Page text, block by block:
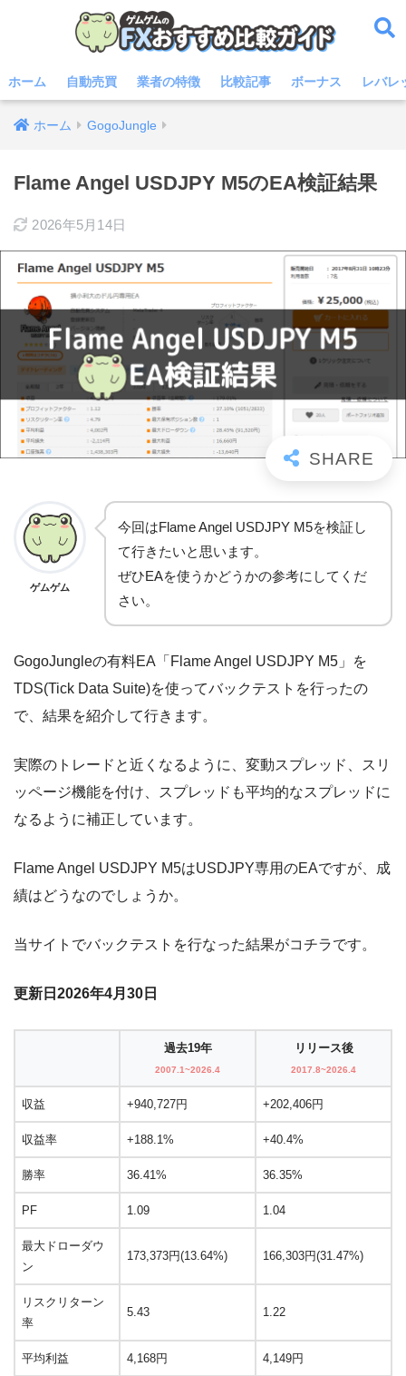
ホーム 自動売買 業者の特徴 比較記事 ボーナス レバレ
ホーム GogoJungle
Flame Angel USDJPY M5のEA検証結果
2026年5月14日
ゲムゲム
今回はFlame Angel USDJPY M5を検証し
て行きたいと思います。
ぜひEAを使うかどうかの参考にしてくだ
さい。
GogoJungleの有料EA「Flame Angel USDJPY M5」を
TDS(Tick Data Suite)を使ってバックテストを行ったの
で、結果を紹介して行きます。
実際のトレードと近くなるように、変動スプレッド、スリ
ッページ機能を付け、スプレッドも平均的なスプレッドに
なるように補正しています。
Flame Angel USDJPY M5はUSDJPY専用のEAですが、成
績はどうなのでしょうか。
当サイトでバックテストを行なった結果がコチラです。
更新日2026年4月30日
過去19年
2007.1~2026.4
リリース後
2017.8~2026.4
収益 +940,727円 +202,406円
収益率 +188.1% +40.4%
勝率 36.41% 36.35%
PF 1.09 1.04
最大ドローダウ
ン
173,373円(13.64%) 166,303円(31.47%)
リスクリターン
率
5.43 1.22
平均利益 4,168円 4,149円